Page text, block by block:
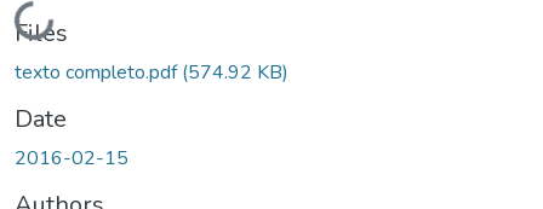
Loading...
Files
texto completo.pdf(574.92 KB)
Date
2016-02-15